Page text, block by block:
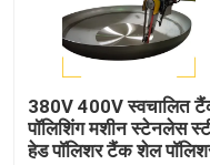
स्टील कोहनी स्वचालित
वेल्ड प्लेनर
वेल्ड पॉलिशिंग मशीन
380V 400V स्वचालित
पॉलिशिंग मशीन स्टेनलेस
हेड पॉलिशर टैंक शेल